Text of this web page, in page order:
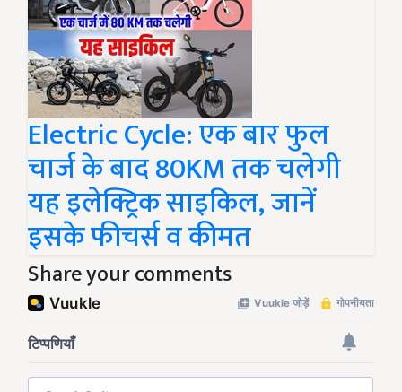
Electric Cycle: एक बार फुल
चार्ज के बाद 80KM तक चलेगी
यह इलेक्ट्रिक साइकिल, जानें
इसके फीचर्स व कीमत
Share your comments